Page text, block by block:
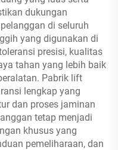
dukungan
di seluruh
yang digunakan di
presisi, kualitas
tahan yang lebih baik
Pabrik lift
lengkap yang
dan proses jaminan
tetap menjadi
khusus yang
pemeliharaan, dan